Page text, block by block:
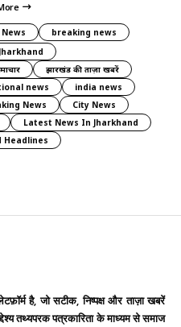
breaking news
Jharkhand
झारखंड की ताज़ा खबरें
news
india news
News
City News
Latest News In Jharkhand
Headlines
है, जो सटीक, निष्पक्ष और ताज़ा खबरें
तथ्यपरक पत्रकारिता के माध्यम से समाज